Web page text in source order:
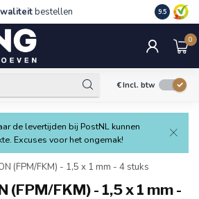
bestellen 9.5
0
€Incl. btw
de levertijden bij PostNL kunnen
Excuses voor het ongemak!
(FPM/FKM) - 1,5 x 1 mm - 4 stuks
(FPM/FKM) - 1,5 x 1 mm -